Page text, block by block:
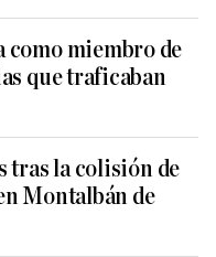
como miembro de
que traficaban
tras la colisión de
Montalbán de